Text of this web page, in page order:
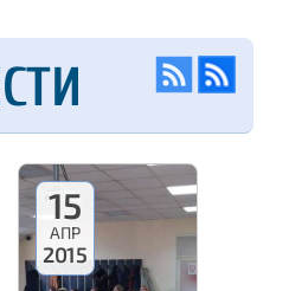
15
АПР
2015